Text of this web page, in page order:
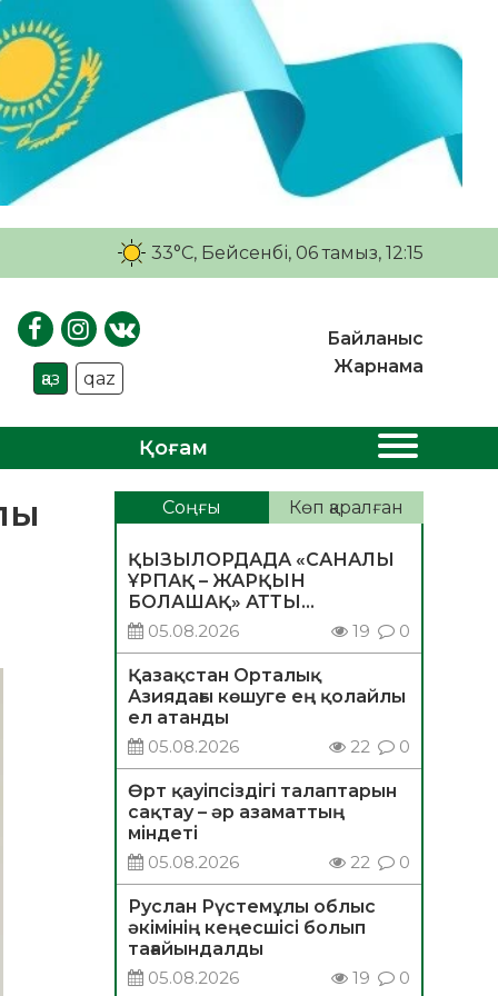
33°C, Бейсенбі, 06 тамыз, 12:15
қаз qaz
Байланыс
Жарнама
Қоғам
Соңғы Көп қаралған
ҚЫЗЫЛОРДАДА «САНАЛЫ
ҰРПАҚ – ЖАРҚЫН
БОЛАШАҚ» АТТЫ
КЕҢЕЙТІЛГЕН МӘЖІЛІС
ӨТТІ
05.08.2026 19 0
Қазақстан Орталық
Азиядағы көшуге ең қолайлы
ел атанды
05.08.2026
22 0
Өрт қауіпсіздігі талаптарын
сақтау – әр азаматтың
міндеті
05.08.2026
22 0
Руслан Рүстемұлы облыс
әкімінің кеңесшісі болып
тағайындалды
05.08.2026
19 0